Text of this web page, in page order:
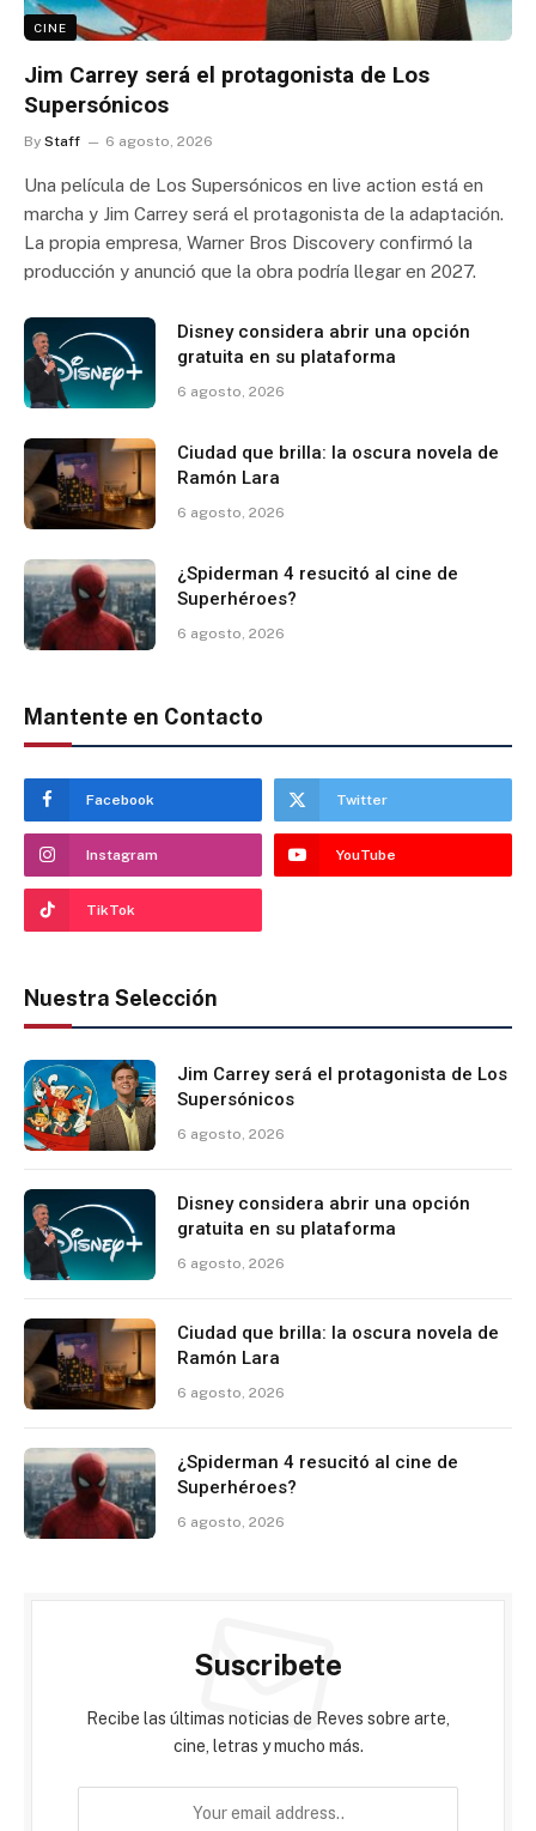
CINE
Jim Carrey será el protagonista de Los
Supersónicos
By Staff 6 agosto, 2026
Una película de Los Supersónicos en live action está en
marcha y Jim Carrey será el protagonista de la adaptación.
La propia empresa, Warner Bros Discovery confirmó la
producción y anunció que la obra podría llegar en 2027.
Disney considera abrir una opción
gratuita en su plataforma
6 agosto, 2026
Ciudad que brilla: la oscura novela de
Ramón Lara
6 agosto, 2026
¿Spiderman 4 resucitó al cine de
Superhéroes?
6 agosto, 2026
Mantente en Contacto
Facebook Twitter
Instagram YouTube
TikTok
Nuestra Selección
Jim Carrey será el protagonista de Los
Supersónicos
6 agosto, 2026
Disney considera abrir una opción
gratuita en su plataforma
6 agosto, 2026
Ciudad que brilla: la oscura novela de
Ramón Lara
6 agosto, 2026
¿Spiderman 4 resucitó al cine de
Superhéroes?
6 agosto, 2026
Suscribete
Recibe las últimas noticias de Reves sobre arte,
cine, letras y mucho más.